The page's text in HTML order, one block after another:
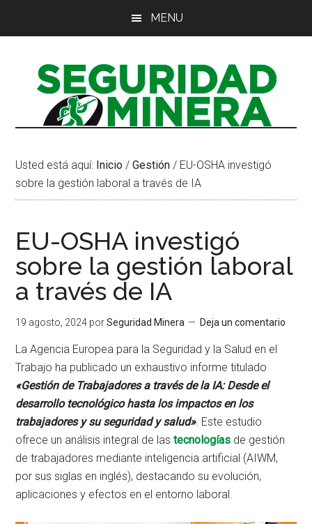
principal
MENU
Usted está aquí: Inicio / Gestión / EU-OSHA investigó
sobre la gestión laboral a través de IA
EU-OSHA investigó
sobre la gestión laboral
a través de IA
19 agosto, 2024 porSeguridad Minera Deja un comentario
La Agencia Europea para la Seguridad y la Salud en el
Trabajo ha publicado un exhaustivo informe titulado
«Gestión de Trabajadores a través de la IA: Desde el
desarrollo tecnológico hasta los impactos en los
trabajadores y su seguridad y salud». Este estudio
ofrece un análisis integral de lastecnologías de gestión
de trabajadores mediante inteligencia artificial (AIWM,
por sus siglas en inglés), destacando su evolución,
aplicaciones y efectos en el entorno laboral.